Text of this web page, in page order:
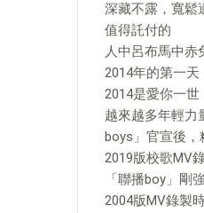
深藏不露，寬鬆
值得託付的
人中呂布馬中赤
2014年的第一
2014是愛你一世
越來越多年輕力
boys」官宣後，
2019版校歌MV
「聯播boy」剛
2004版MV錄製